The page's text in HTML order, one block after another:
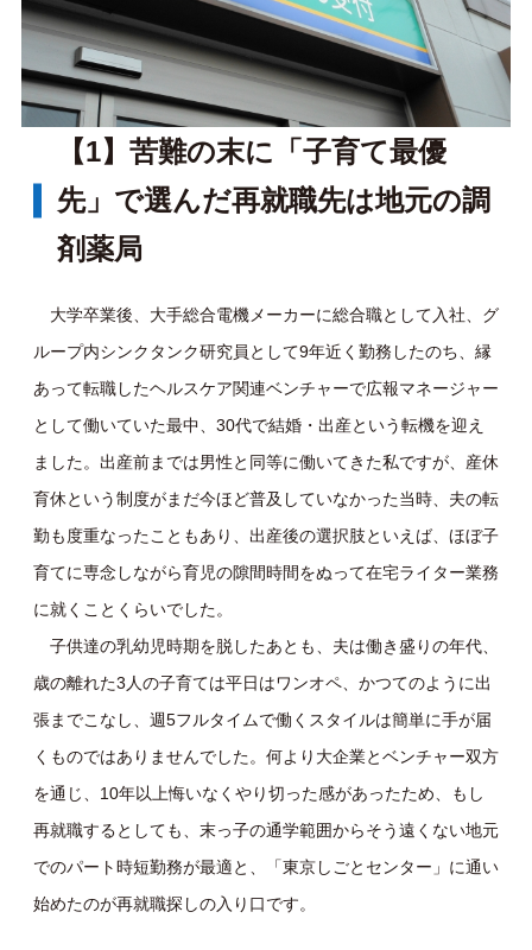
【1】苦難の末に「子育て最優
先」で選んだ再就職先は地元の調
剤薬局
大学卒業後、大手総合電機メーカーに総合職として入社、グ
ループ内シンクタンク研究員として9年近く勤務したのち、縁
あって転職したヘルスケア関連ベンチャーで広報マネージャー
として働いていた最中、30代で結婚・出産という転機を迎え
ました。出産前までは男性と同等に働いてきた私ですが、産休
育休という制度がまだ今ほど普及していなかった当時、夫の転
勤も度重なったこともあり、出産後の選択肢といえば、ほぼ子
育てに専念しながら育児の隙間時間をぬって在宅ライター業務
に就くことくらいでした。
子供達の乳幼児時期を脱したあとも、夫は働き盛りの年代、
歳の離れた3人の子育ては平日はワンオペ、かつてのように出
張までこなし、週5フルタイムで働くスタイルは簡単に手が届
くものではありませんでした。何より大企業とベンチャー双方
を通じ、10年以上悔いなくやり切った感があったため、もし
再就職するとしても、末っ子の通学範囲からそう遠くない地元
でのパート時短勤務が最適と、「東京しごとセンター」に通い
始めたのが再就職探しの入り口です。